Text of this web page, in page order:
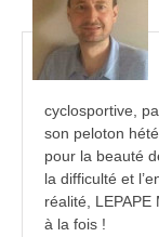
cyclosportive,
son peloton
pour la beauté
la difficulté et
réalité, LEPAPE
à la fois !